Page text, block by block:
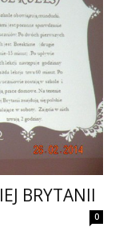
BRYTANII
0